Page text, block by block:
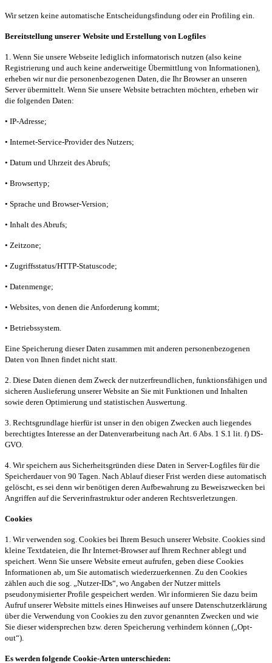
Wir setzen keine automatische Entscheidungsfindung oder ein Profiling ein.
Bereitstellung unserer Website und Erstellung von Logfiles
1. Wenn Sie unsere Webseite lediglich informatorisch nutzen (also keine
Registrierung und auch keine anderweitige Übermittlung von Informationen),
erheben wir nur die personenbezogenen Daten, die Ihr Browser an unseren
Server übermittelt. Wenn Sie unsere Website betrachten möchten, erheben wir
die folgenden Daten:
• IP-Adresse;
• Internet-Service-Provider des Nutzers;
• Datum und Uhrzeit des Abrufs;
• Browsertyp;
• Sprache und Browser-Version;
• Inhalt des Abrufs;
• Zeitzone;
• Zugriffsstatus/HTTP-Statuscode;
• Datenmenge;
• Websites, von denen die Anforderung kommt;
• Betriebssystem.
Eine Speicherung dieser Daten zusammen mit anderen personenbezogenen
Daten von Ihnen findet nicht statt.
2. Diese Daten dienen dem Zweck der nutzerfreundlichen, funktionsfähigen und
sicheren Auslieferung unserer Website an Sie mit Funktionen und Inhalten
sowie deren Optimierung und statistischen Auswertung.
3. Rechtsgrundlage hierfür ist unser in den obigen Zwecken auch liegendes
berechtigtes Interesse an der Datenverarbeitung nach Art. 6 Abs. 1 S.1 lit. f) DS-
GVO.
4. Wir speichern aus Sicherheitsgründen diese Daten in Server-Logfiles für die
Speicherdauer von 90 Tagen. Nach Ablauf dieser Frist werden diese automatisch
gelöscht, es sei denn wir benötigen deren Aufbewahrung zu Beweiszwecken bei
Angriffen auf die Serverinfrastruktur oder anderen Rechtsverletzungen.
Cookies
1. Wir verwenden sog. Cookies bei Ihrem Besuch unserer Website. Cookies sind
kleine Textdateien, die Ihr Internet-Browser auf Ihrem Rechner ablegt und
speichert. Wenn Sie unsere Website erneut aufrufen, geben diese Cookies
Informationen ab, um Sie automatisch wiederzuerkennen. Zu den Cookies
zählen auch die sog. „Nutzer-IDs“, wo Angaben der Nutzer mittels
pseudonymisierter Profile gespeichert werden. Wir informieren Sie dazu beim
Aufruf unserer Website mittels eines Hinweises auf unsere Datenschutzerklärung
über die Verwendung von Cookies zu den zuvor genannten Zwecken und wie
Sie dieser widersprechen bzw. deren Speicherung verhindern können („Opt-
out“).
Es werden folgende Cookie-Arten unterschieden: